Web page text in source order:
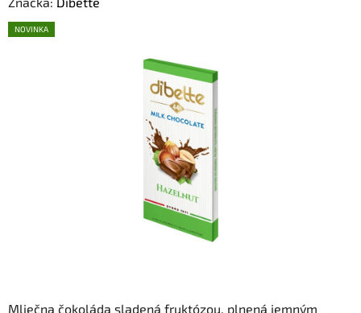
Mliečna čokoláda sladená fruktózou, plnená jemným
produktu
NOVINKA